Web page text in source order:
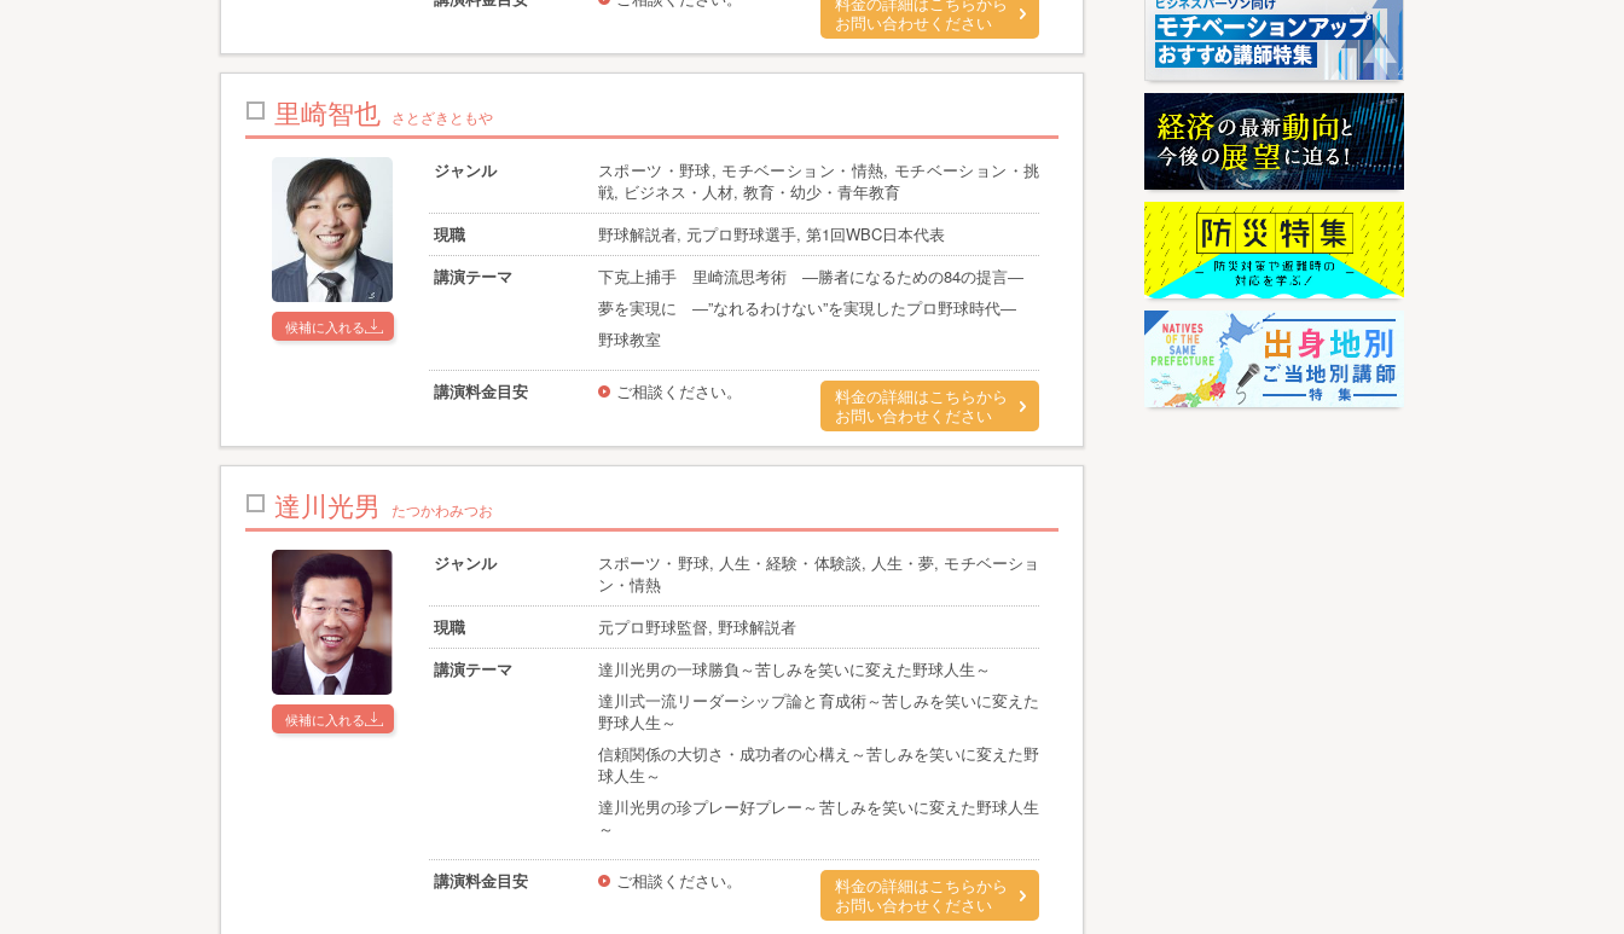
料金の詳細はこちらから
お問い合わせください
里崎智也 さとざきともや
候補に入れる
ジャンル
スポーツ・野球, モチベーション・情熱, モチベーション・挑
戦, ビジネス・人材, 教育・幼少・青年教育
現職
野球解説者, 元プロ野球選手, 第1回WBC日本代表
講演テーマ
下克上捕手 里崎流思考術 ―勝者になるための84の提言―
夢を実現に ―”なれるわけない”を実現したプロ野球時代―
野球教室
講演料金目安 ご相談ください。
料金の詳細はこちらから
お問い合わせください
達川光男 たつかわみつお
候補に入れる
ジャンル
スポーツ・野球, 人生・経験・体験談, 人生・夢, モチベーショ
ン・情熱
現職
元プロ野球監督, 野球解説者
講演テーマ
達川光男の一球勝負～苦しみを笑いに変えた野球人生～
達川式一流リーダーシップ論と育成術～苦しみを笑いに変えた
野球人生～
信頼関係の大切さ・成功者の心構え～苦しみを笑いに変えた野
球人生～
達川光男の珍プレー好プレー～苦しみを笑いに変えた野球人生
～
講演料金目安 ご相談ください。
料金の詳細はこちらから
お問い合わせください